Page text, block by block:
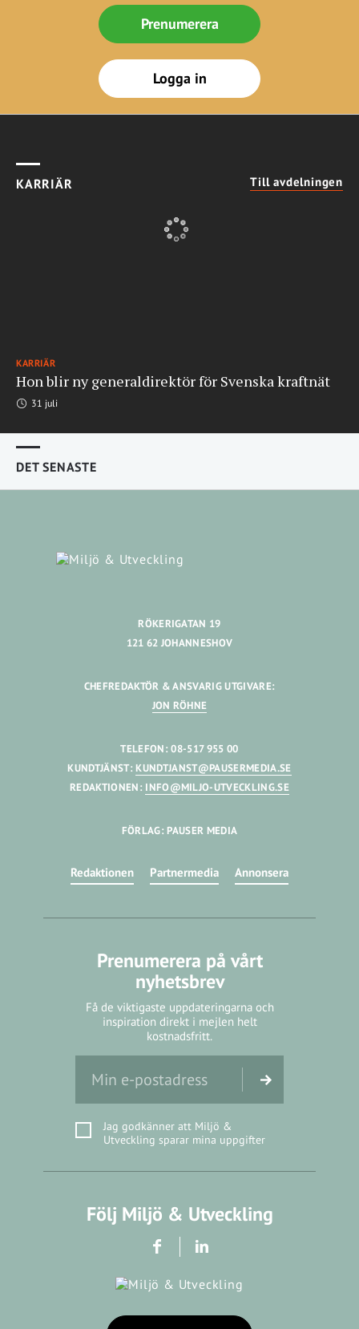
Prenumerera
Logga in
KARRIÄR Till avdelningen
KARRIÄR
Hon blir ny generaldirektör för Svenska kraftnät
31 juli
DET SENASTE
RÖKERIGATAN 19
121 62 JOHANNESHOV
CHEFREDAKTÖR & ANSVARIG UTGIVARE:
JON RÖHNE
TELEFON: 08-517 955 00
KUNDTJÄNST: KUNDTJANST@PAUSERMEDIA.SE
REDAKTIONEN: INFO@MILJO-UTVECKLING.SE
FÖRLAG: PAUSER MEDIA
Redaktionen Partnermedia Annonsera
Prenumerera på vårt
nyhetsbrev
Få de viktigaste uppdateringarna och
inspiration direkt i mejlen helt
kostnadsfritt.
Jag godkänner att Miljö &
Utveckling sparar mina uppgifter
Följ Miljö & Utveckling